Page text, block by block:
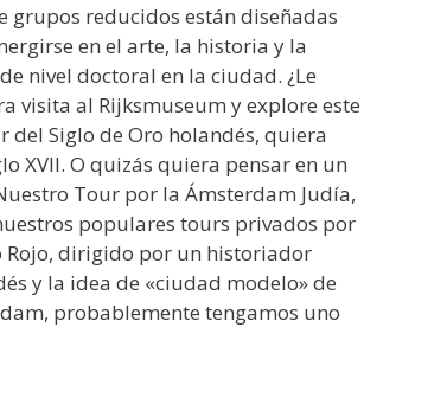
grupos reducidos están diseñadas
en el arte, la historia y la
nivel doctoral en la ciudad. ¿Le
visita al Rijksmuseum y explore este
del Siglo de Oro holandés, quiera
XVII. O quizás quiera pensar en un
Tour por la Ámsterdam Judía,
populares tours privados por
dirigido por un historiador
y la idea de «ciudad modelo» de
probablemente tengamos uno